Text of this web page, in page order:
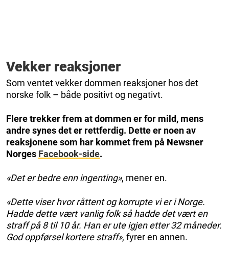
Vekker reaksjoner
Som ventet vekker dommen reaksjoner hos det
norske folk – både positivt og negativt.
Flere trekker frem at dommen er for mild, mens
andre synes det er rettferdig. Dette er noen av
reaksjonene som har kommet frem på Newsner
Norges Facebook-side.
«Det er bedre enn ingenting», mener en.
«Dette viser hvor råttent og korrupte vi er i Norge.
Hadde dette vært vanlig folk så hadde det vært en
straff på 8 til 10 år. Han er ute igjen etter 32 måneder.
God oppførsel kortere straff», fyrer en annen.